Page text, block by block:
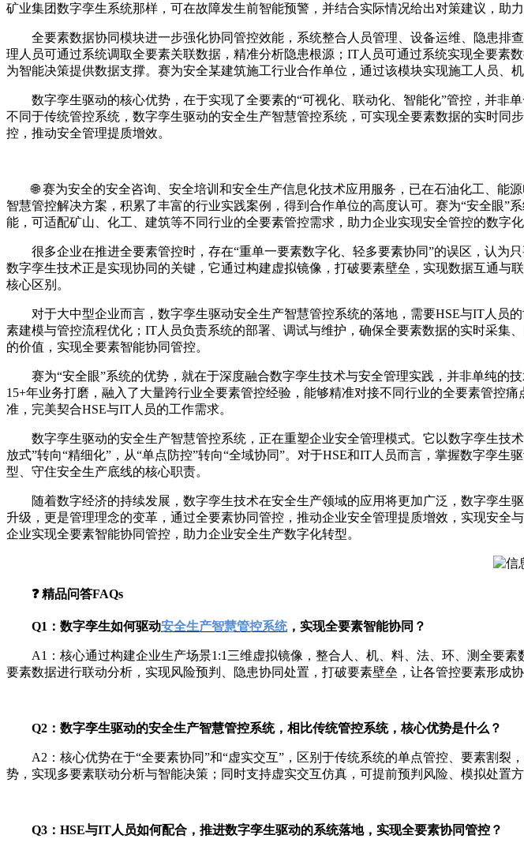
矿业集团数字孪生系统那样，可在故障发生前智能预警，并结合实际情况给出对策建议，助力
全要素数据协同模块进一步强化协同管控效能，系统整合人员管理、设备运维、隐患
理人员可通过系统调取全要素关联数据，精准分析隐患根源；IT人员可通过系统实现全要
为智能决策提供数据支撑。赛为安全某建筑施工行业合作单位，通过该模块实现施工人员、
数字孪生驱动的核心优势，在于实现了全要素的“可视化、联动化、智能化”管控，并非
不同于传统管控系统，数字孪生驱动的安全生产智慧管控系统，可实现全要素数据的实时
控，推动安全管理提质增效。
🌐 赛为安全的安全咨询、安全培训和安全生产信息化技术应用服务，已在石油化工、
智慧管控解决方案，积累了丰富的行业实践案例，得到合作单位的高度认可。赛为“安全眼
能，可适配矿山、化工、建筑等不同行业的全要素管控需求，助力企业实现安全管控的数字化
很多企业在推进全要素管控时，存在“重单一要素数字化、轻多要素协同”的误区，认为
数字孪生技术正是实现协同的关键，它通过构建虚拟镜像，打破要素壁垒，实现数据互通
核心区别。
对于大中型企业而言，数字孪生驱动安全生产智慧管控系统的落地，需要HSE与IT人员
素建模与管控流程优化；IT人员负责系统的部署、调试与维护，确保全要素数据的实时采
的价值，实现全要素智能协同管控。
赛为“安全眼”系统的优势，就在于深度融合数字孪生技术与安全管理实践，并非单纯
15+年业务打磨，融入了大量跨行业全要素管控经验，能够精准对接不同行业的全要素管控
准，完美契合HSE与IT人员的工作需求。
数字孪生驱动的安全生产智慧管控系统，正在重塑企业安全管理模式。它以数字孪生技
放式”转向“精细化”，从“单点防控”转向“全域协同”。对于HSE和IT人员而言，掌握数字孪
型、守住安全生产底线的核心职责。
随着数字经济的持续发展，数字孪生技术在安全生产领域的应用将更加广泛，数字孪
升级，更是管理理念的变革，通过全要素协同管控，推动企业安全管理提质增效，实现安
企业实现全要素智能协同管控，助力企业安全生产数字化转型。
❓ 精品问答FAQs
Q1：数字孪生如何驱动安全生产智慧管控系统，实现全要素智能协同？
A1：核心通过构建企业生产场景1:1三维虚拟镜像，整合人、机、料、法、环、测全要
要素数据进行联动分析，实现风险预判、隐患协同处置，打破要素壁垒，让各管控要素形成
Q2：数字孪生驱动的安全生产智慧管控系统，相比传统管控系统，核心优势是什么？
A2：核心优势在于“全要素协同”和“虚实交互”，区别于传统系统的单点管控、要素割
势，实现多要素联动分析与智能决策；同时支持虚实交互仿真，可提前预判风险、模拟处置
Q3：HSE与IT人员如何配合，推进数字孪生驱动的系统落地，实现全要素协同管控？